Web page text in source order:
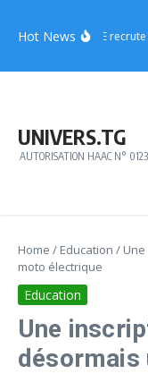
Hot NewsCICA-RE recrute
UNIVERS.TG
AUTORISATION HAAC N°
Home / Education /
moto électrique
Education
Une
désormais